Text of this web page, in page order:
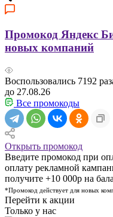
Промокод Яндекс
новых компаний
Воспользовались 7192
до 27.08.26
Все промокоды
Открыть промокод
Введите промокод при
оплату рекламной
получите +10 000р на
*Промокод действует для новых
Перейти к акции
Только у нас